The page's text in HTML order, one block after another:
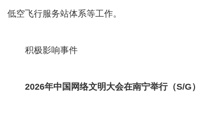
低空飞行服务站体系等工作。
积极影响事件
2026年中国网络文明大会在南宁举行（S/G）